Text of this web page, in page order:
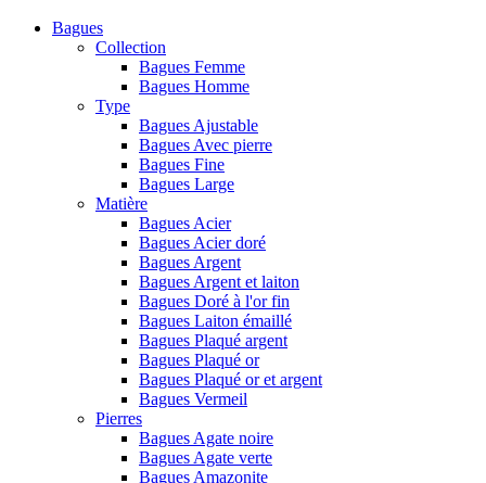
Bagues
Collection
Bagues Femme
Bagues Homme
Type
Bagues Ajustable
Bagues Avec pierre
Bagues Fine
Bagues Large
Matière
Bagues Acier
Bagues Acier doré
Bagues Argent
Bagues Argent et laiton
Bagues Doré à l'or fin
Bagues Laiton émaillé
Bagues Plaqué argent
Bagues Plaqué or
Bagues Plaqué or et argent
Bagues Vermeil
Pierres
Bagues Agate noire
Bagues Agate verte
Bagues Amazonite